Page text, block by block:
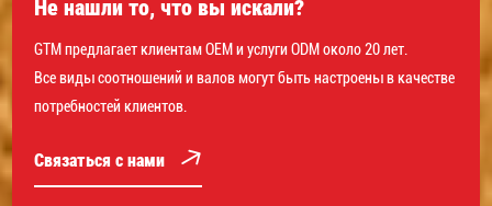
Не нашли то, что вы искали?
GTM предлагает клиентам OEM и услуги ODM около 20 лет.
Все виды соотношений и валов могут быть настроены в качестве
потребностей клиентов.
Связаться с нами